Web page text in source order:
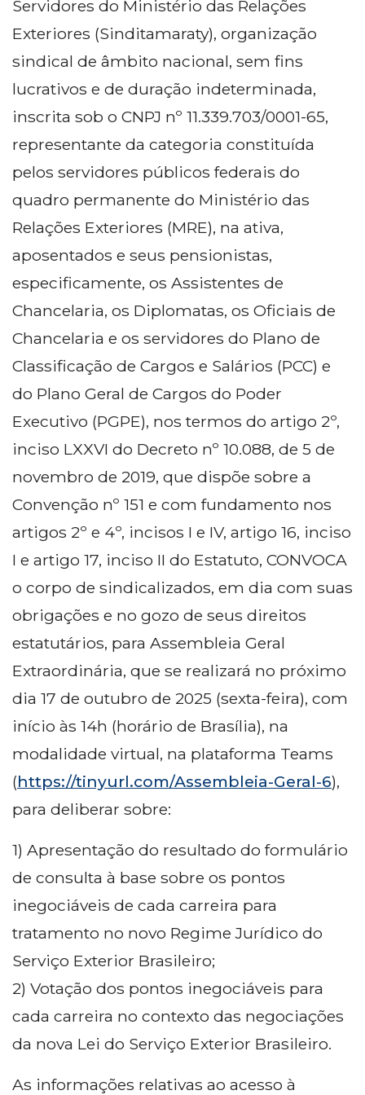
Servidores do Ministério das Relações
Exteriores (Sinditamaraty), organização
sindical de âmbito nacional, sem fins
lucrativos e de duração indeterminada,
inscrita sob o CNPJ nº 11.339.703/0001-65,
representante da categoria constituída
pelos servidores públicos federais do
quadro permanente do Ministério das
Relações Exteriores (MRE), na ativa,
aposentados e seus pensionistas,
especificamente, os Assistentes de
Chancelaria, os Diplomatas, os Oficiais de
Chancelaria e os servidores do Plano de
Classificação de Cargos e Salários (PCC) e
do Plano Geral de Cargos do Poder
Executivo (PGPE), nos termos do artigo 2º,
inciso LXXVI do Decreto nº 10.088, de 5 de
novembro de 2019, que dispõe sobre a
Convenção nº 151 e com fundamento nos
artigos 2º e 4º, incisos I e IV, artigo 16, inciso
I e artigo 17, inciso II do Estatuto, CONVOCA
o corpo de sindicalizados, em dia com suas
obrigações e no gozo de seus direitos
estatutários, para Assembleia Geral
Extraordinária, que se realizará no próximo
dia 17 de outubro de 2025 (sexta-feira), com
início às 14h (horário de Brasília), na
modalidade virtual, na plataforma Teams
(https://tinyurl.com/Assembleia-Geral-6),
para deliberar sobre:
1) Apresentação do resultado do formulário
de consulta à base sobre os pontos
inegociáveis de cada carreira para
tratamento no novo Regime Jurídico do
Serviço Exterior Brasileiro;
2) Votação dos pontos inegociáveis para
cada carreira no contexto das negociações
da nova Lei do Serviço Exterior Brasileiro.
As informações relativas ao acesso à